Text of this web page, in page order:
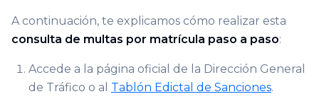
A continuación, te explicamos cómo realizar esta
consulta de multas por matrícula paso a paso:
Accede a la página oficial de la Dirección General
de Tráfico o al Tablón Edictal de Sanciones.